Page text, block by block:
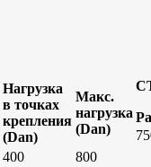
Нагрузка
в точках
крепления
(Dan)
Макс.
нагрузка
(Dan)
400 800